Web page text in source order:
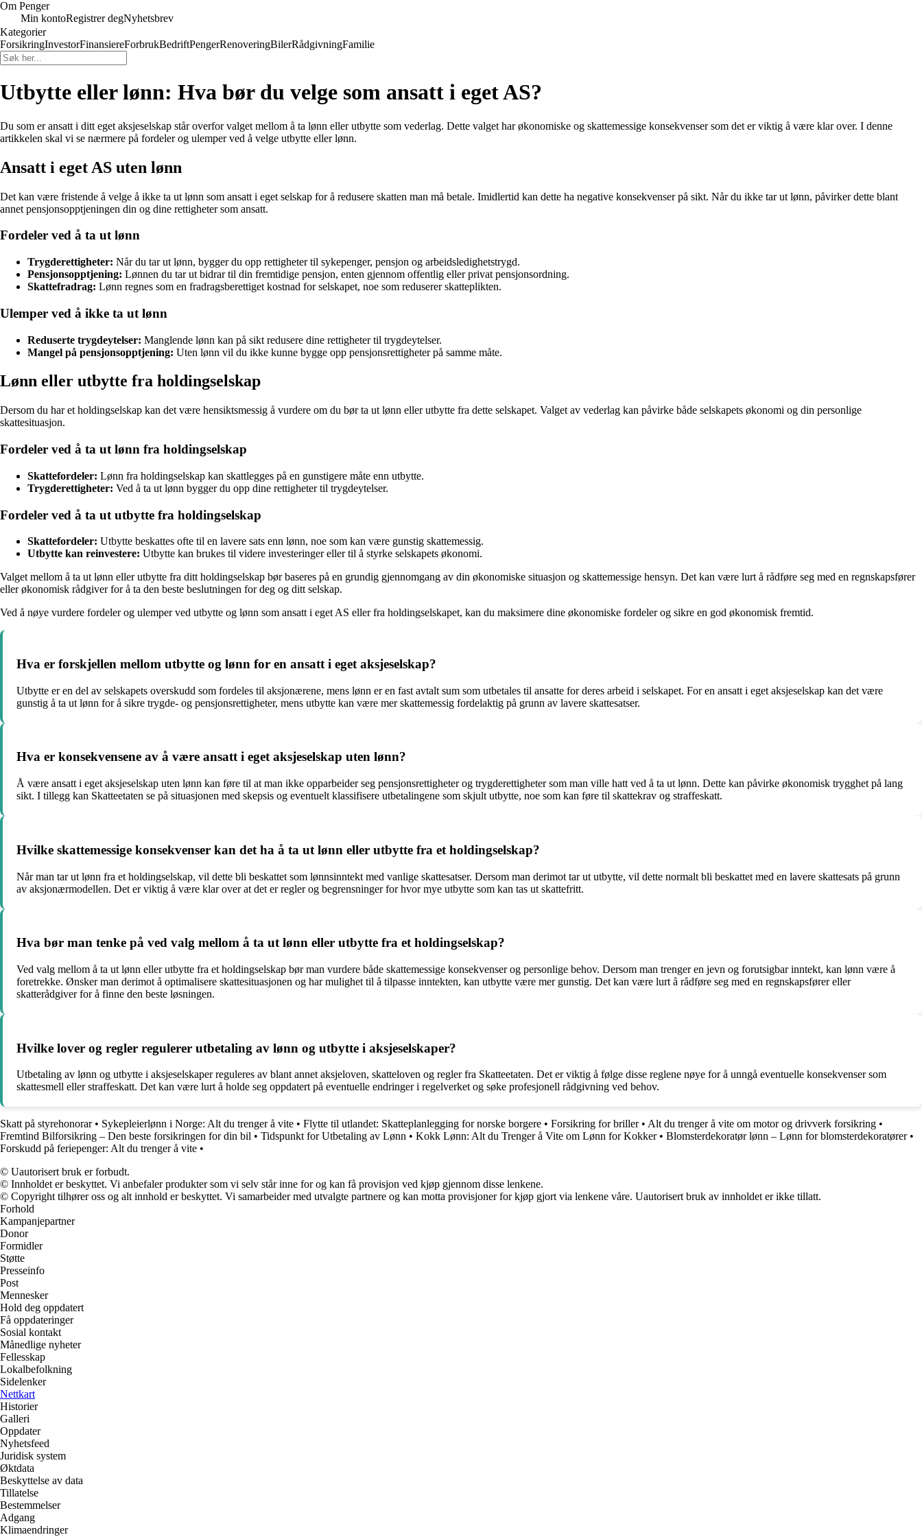
Om Penger
Min kontoRegistrer degNyhetsbrev
Kategorier
ForsikringInvestorFinansiereForbrukBedriftPengerRenoveringBilerRådgivningFamilie
Utbytte eller lønn: Hva bør du velge som ansatt i eget AS?
Du som er ansatt i ditt eget aksjeselskap står overfor valget mellom å ta lønn eller utbytte som vederlag. Dette valget har økonomiske og skattemessige konsekvenser som det er viktig å være klar over. I denne
artikkelen skal vi se nærmere på fordeler og ulemper ved å velge utbytte eller lønn.
Ansatt i eget AS uten lønn
Det kan være fristende å velge å ikke ta ut lønn som ansatt i eget selskap for å redusere skatten man må betale. Imidlertid kan dette ha negative konsekvenser på sikt. Når du ikke tar ut lønn, påvirker dette blant
annet pensjonsopptjeningen din og dine rettigheter som ansatt.
Fordeler ved å ta ut lønn
Trygderettigheter: Når du tar ut lønn, bygger du opp rettigheter til sykepenger, pensjon og arbeidsledighetstrygd.
Pensjonsopptjening: Lønnen du tar ut bidrar til din fremtidige pensjon, enten gjennom offentlig eller privat pensjonsordning.
Skattefradrag: Lønn regnes som en fradragsberettiget kostnad for selskapet, noe som reduserer skatteplikten.
Ulemper ved å ikke ta ut lønn
Reduserte trygdeytelser: Manglende lønn kan på sikt redusere dine rettigheter til trygdeytelser.
Mangel på pensjonsopptjening: Uten lønn vil du ikke kunne bygge opp pensjonsrettigheter på samme måte.
Lønn eller utbytte fra holdingselskap
Dersom du har et holdingselskap kan det være hensiktsmessig å vurdere om du bør ta ut lønn eller utbytte fra dette selskapet. Valget av vederlag kan påvirke både selskapets økonomi og din personlige
skattesituasjon.
Fordeler ved å ta ut lønn fra holdingselskap
Skattefordeler: Lønn fra holdingselskap kan skattlegges på en gunstigere måte enn utbytte.
Trygderettigheter: Ved å ta ut lønn bygger du opp dine rettigheter til trygdeytelser.
Fordeler ved å ta ut utbytte fra holdingselskap
Skattefordeler: Utbytte beskattes ofte til en lavere sats enn lønn, noe som kan være gunstig skattemessig.
Utbytte kan reinvestere: Utbytte kan brukes til videre investeringer eller til å styrke selskapets økonomi.
Valget mellom å ta ut lønn eller utbytte fra ditt holdingselskap bør baseres på en grundig gjennomgang av din økonomiske situasjon og skattemessige hensyn. Det kan være lurt å rådføre seg med en regnskapsfører
eller økonomisk rådgiver for å ta den beste beslutningen for deg og ditt selskap.
Ved å nøye vurdere fordeler og ulemper ved utbytte og lønn som ansatt i eget AS eller fra holdingselskapet, kan du maksimere dine økonomiske fordeler og sikre en god økonomisk fremtid.
Hva er forskjellen mellom utbytte og lønn for en ansatt i eget aksjeselskap?
Utbytte er en del av selskapets overskudd som fordeles til aksjonærene, mens lønn er en fast avtalt sum som utbetales til ansatte for deres arbeid i selskapet. For en ansatt i eget aksjeselskap kan det være
gunstig å ta ut lønn for å sikre trygde- og pensjonsrettigheter, mens utbytte kan være mer skattemessig fordelaktig på grunn av lavere skattesatser.
Hva er konsekvensene av å være ansatt i eget aksjeselskap uten lønn?
Å være ansatt i eget aksjeselskap uten lønn kan føre til at man ikke opparbeider seg pensjonsrettigheter og trygderettigheter som man ville hatt ved å ta ut lønn. Dette kan påvirke økonomisk trygghet på lang
sikt. I tillegg kan Skatteetaten se på situasjonen med skepsis og eventuelt klassifisere utbetalingene som skjult utbytte, noe som kan føre til skattekrav og straffeskatt.
Hvilke skattemessige konsekvenser kan det ha å ta ut lønn eller utbytte fra et holdingselskap?
Når man tar ut lønn fra et holdingselskap, vil dette bli beskattet som lønnsinntekt med vanlige skattesatser. Dersom man derimot tar ut utbytte, vil dette normalt bli beskattet med en lavere skattesats på grunn
av aksjonærmodellen. Det er viktig å være klar over at det er regler og begrensninger for hvor mye utbytte som kan tas ut skattefritt.
Hva bør man tenke på ved valg mellom å ta ut lønn eller utbytte fra et holdingselskap?
Ved valg mellom å ta ut lønn eller utbytte fra et holdingselskap bør man vurdere både skattemessige konsekvenser og personlige behov. Dersom man trenger en jevn og forutsigbar inntekt, kan lønn være å
foretrekke. Ønsker man derimot å optimalisere skattesituasjonen og har mulighet til å tilpasse inntekten, kan utbytte være mer gunstig. Det kan være lurt å rådføre seg med en regnskapsfører eller
skatterådgiver for å finne den beste løsningen.
Hvilke lover og regler regulerer utbetaling av lønn og utbytte i aksjeselskaper?
Utbetaling av lønn og utbytte i aksjeselskaper reguleres av blant annet aksjeloven, skatteloven og regler fra Skatteetaten. Det er viktig å følge disse reglene nøye for å unngå eventuelle konsekvenser som
skattesmell eller straffeskatt. Det kan være lurt å holde seg oppdatert på eventuelle endringer i regelverket og søke profesjonell rådgivning ved behov.
Skatt på styrehonorar• Sykepleierlønn i Norge: Alt du trenger å vite • Flytte til utlandet: Skatteplanlegging for norske borgere • Forsikring for briller• Alt du trenger å vite om motor og drivverk forsikring •
Fremtind Bilforsikring – Den beste forsikringen for din bil • Tidspunkt for Utbetaling av Lønn • Kokk Lønn: Alt du Trenger å Vite om Lønn for Kokker• Blomsterdekoratør lønn – Lønn for blomsterdekoratører•
Forskudd på feriepenger: Alt du trenger å vite •
© Uautorisert bruk er forbudt.
© Innholdet er beskyttet. Vi anbefaler produkter som vi selv står inne for og kan få provisjon ved kjøp gjennom disse lenkene.
© Copyright tilhører oss og alt innhold er beskyttet. Vi samarbeider med utvalgte partnere og kan motta provisjoner for kjøp gjort via lenkene våre. Uautorisert bruk av innholdet er ikke tillatt.
Forhold
Kampanjepartner
Donor
Formidler
Støtte
Presseinfo
Post
Mennesker
Hold deg oppdatert
Få oppdateringer
Sosial kontakt
Månedlige nyheter
Fellesskap
Lokalbefolkning
Sidelenker
Nettkart
Historier
Galleri
Oppdater
Nyhetsfeed
Juridisk system
Øktdata
Beskyttelse av data
Tillatelse
Bestemmelser
Adgang
Klimaendringer